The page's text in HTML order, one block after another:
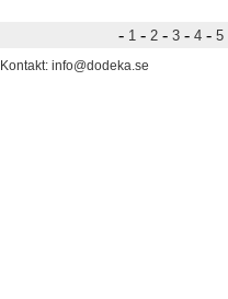
-1 -2 -3 -4 -5
Kontakt: info@dodeka.se